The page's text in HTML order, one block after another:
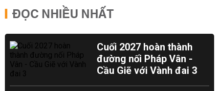
ĐỌC NHIỀU NHẤT
Cuối 2027 hoàn thành
đường nối Pháp Vân -
Cầu Giẽ với Vành đai 3